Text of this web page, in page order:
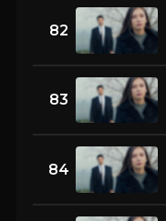
82
83
84